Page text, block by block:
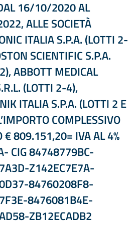
16/10/2020 AL
ALLE SOCIETÀ
ITALIA S.P.A. (LOTTI 2-
SCIENTIFIC S.P.A.
ABBOTT MEDICAL
(LOTTI 2-4),
ITALIA S.P.A. (LOTTI 2 E
COMPLESSIVO
€ 809.151,20= IVA AL 4%
CIG 84748779BC-
Z142EC7E7A-
84760208F8-
8476081B4E-
ZB12ECADB2